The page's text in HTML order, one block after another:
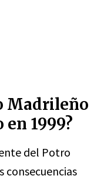
Madrileño
1999?
del Potro
consecuencias